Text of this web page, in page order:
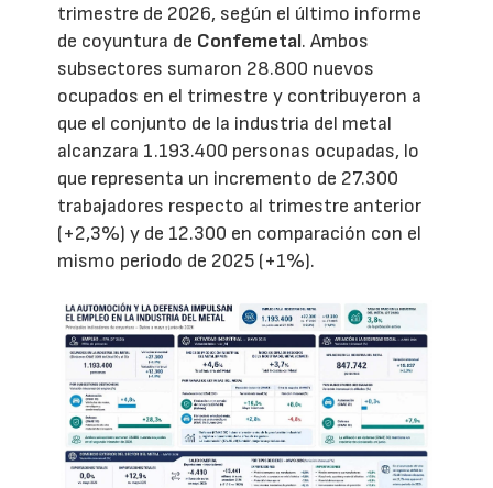
trimestre de 2026, según el último informe
de coyuntura de Confemetal. Ambos
subsectores sumaron 28.800 nuevos
ocupados en el trimestre y contribuyeron a
que el conjunto de la industria del metal
alcanzara 1.193.400 personas ocupadas, lo
que representa un incremento de 27.300
trabajadores respecto al trimestre anterior
(+2,3%) y de 12.300 en comparación con el
mismo periodo de 2025 (+1%).